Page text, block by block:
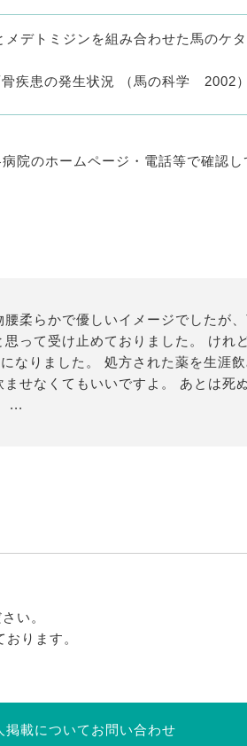
メデトミジンを組み合わせた馬のケ
疾患の発生状況 （馬の科学 2002）
院のホームページ・電話等で確認し
柔らかで優しいイメージでしたが
って受け止めておりました。 けれ
なりました。 処方された薬を生涯
せなくてもいいですよ。 あとは死
...
い。
ります。
掲載についてお問い合わせ